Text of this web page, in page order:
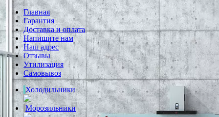
Главная
Гарантия
Доставка и оплата
Напишите нам
Наш адрес
Отзывы
Утилизация
Самовывоз
Холодильники
Морозильники